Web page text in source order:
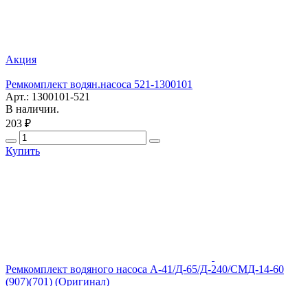
Акция
Ремкомплект водян.насоса 521-1300101
Арт.: 1300101-521
В наличии.
203 ₽
Купить
Ремкомплект водяного насоса А-41/Д-65/Д-240/СМД-14-60
(907)(701) (Оригинал)